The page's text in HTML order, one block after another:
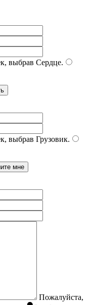
выбрав Сердце.
выбрав Грузовик.
Пожалуйста,